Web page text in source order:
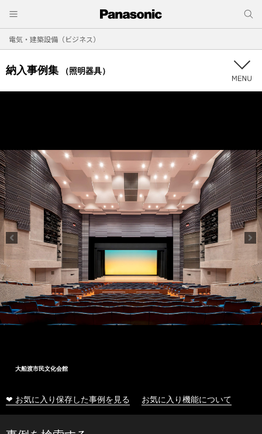
電気・建築設備（ビジネス）
納入事例集 （照明器具）
大船渡市民文化会館
❤ お気に入り保存した事例を見る お気に入り機能について